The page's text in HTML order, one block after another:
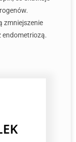
zmniejszenie